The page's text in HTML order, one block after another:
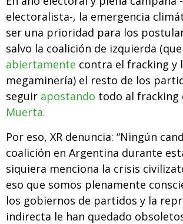
electoralista-, la emergencia
ser una prioridad para los
salvo la coalición de izquierda
abiertamente contra el fracking y
megaminería) el resto de los
seguir apostando todo al fracking
Muerta.
Por eso, XR denuncia: “Ningún
coalición en Argentina durante
siquiera menciona la crisis
eso que somos plenamente
los gobiernos de partidos y la
indirecta le han quedado